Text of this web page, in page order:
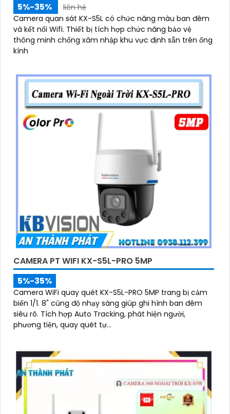
5%-35%
liên hệ
Camera quan sát KX-S5L có chức năng màu ban đêm
và kết nối Wifi. Thiết bị tích hợp chức năng bảo vệ
thông minh chống xâm nhập khu vực định sẵn trên ống
kính
CAMERA PT WIFI KX-S5L-PRO 5MP
5%-35%
Camera WiFi quay quét KX-S5L-PRO 5MP trang bị cảm
biến 1/1. 8" cùng độ nhạy sáng giúp ghi hình ban đêm
siêu rõ. Tích hợp Auto Tracking, phát hiện người,
phương tiện, quay quét tự...